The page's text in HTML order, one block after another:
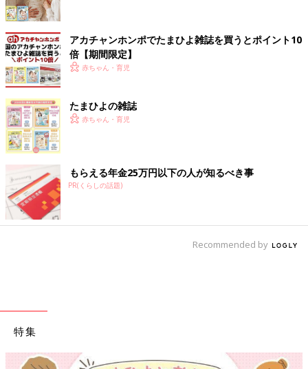
アカチャンホンポでたまひよ雑誌を買うとポイント10
倍【期間限定】
赤ちゃん・育児
たまひよの雑誌
赤ちゃん・育児
もらえる年金25万円以下の人が知るべき事
PR(くらしの話題)
Recommended by
特集